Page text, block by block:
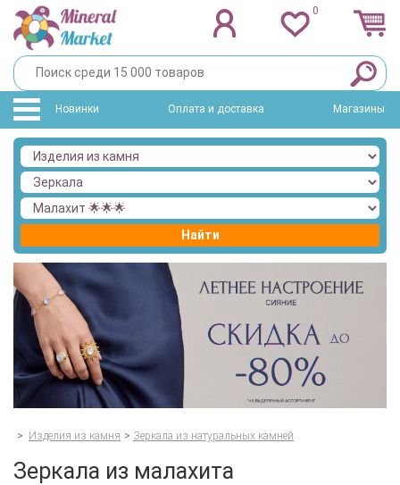
0
Новинки Оплата и доставка Магазины
Найти
> Изделия из камня > Зеркала из натуральных камней
Зеркала из малахита